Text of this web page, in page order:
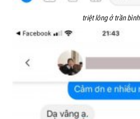
triệt lông ở trần bình